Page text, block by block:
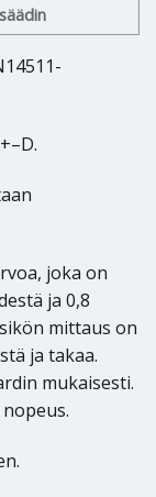
joka on
ja 0,8
mittaus on
ja takaa.
mukaisesti.